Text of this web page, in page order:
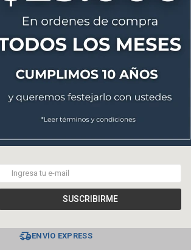
SUSCRIBIRME
Plástica 25mm Dmc
ENVÍO EXPRESS
$ 121